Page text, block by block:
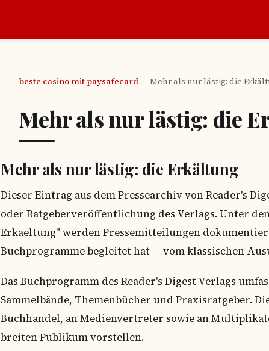
beste casino mit paysafecard Mehr als nur lästig: die
Mehr als nur lästig: die
Mehr als nur lästig: die Erkältung
Dieser Eintrag aus dem Pressearchiv von Reader's
oder Ratgeberveröffentlichung des Verlags. Unter
Erkaeltung" werden Pressemitteilungen
Buchprogramme begleitet hat — vom klassischen
Das Buchprogramm des Reader's Digest Verlags
Sammelbände, Themenbücher und Praxisratgeber.
Buchhandel, an Medienvertreter sowie an
breiten Publikum vorstellen.